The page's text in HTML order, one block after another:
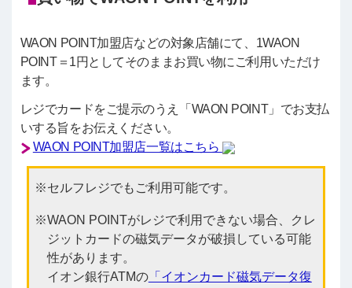
WAON POINT加盟店などの対象店舗にて、1WAON
POINT＝1円としてそのままお買い物にご利用いただけ
ます。
レジでカードをご提示のうえ「WAON POINT」でお支払
いする旨をお伝えください。
WAON POINT加盟店一覧はこちら
セルフレジでもご利用可能です。
WAON POINTがレジで利用できない場合、クレ
ジットカードの磁気データが破損している可能
性があります。
イオン銀行ATMの「イオンカード磁気データ復